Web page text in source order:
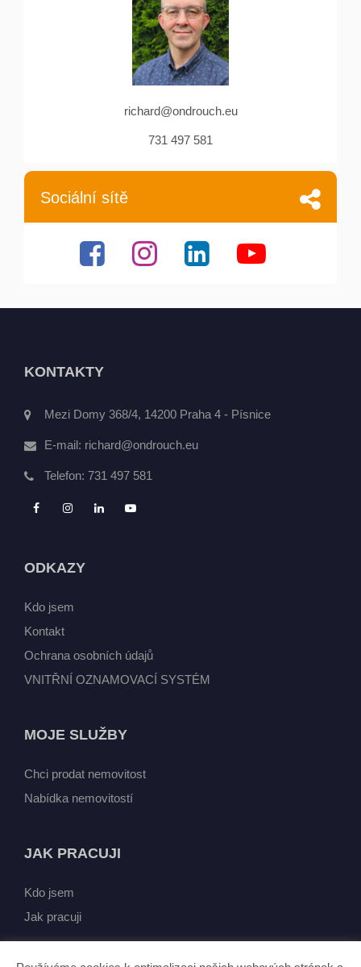
richard@ondrouch.eu
731 497 581
Sociální sítě
KONTAKTY
Mezi Domy 368/4, 14200 Praha 4 - Písnice
E-mail: richard@ondrouch.eu
Telefon: 731 497 581
ODKAZY
Kdo jsem
Kontakt
Ochrana osobních údajů
VNITŘNÍ OZNAMOVACÍ SYSTÉM
MOJE SLUŽBY
Chci prodat nemovitost
Nabídka nemovitostí
JAK PRACUJI
Kdo jsem
Jak pracuji